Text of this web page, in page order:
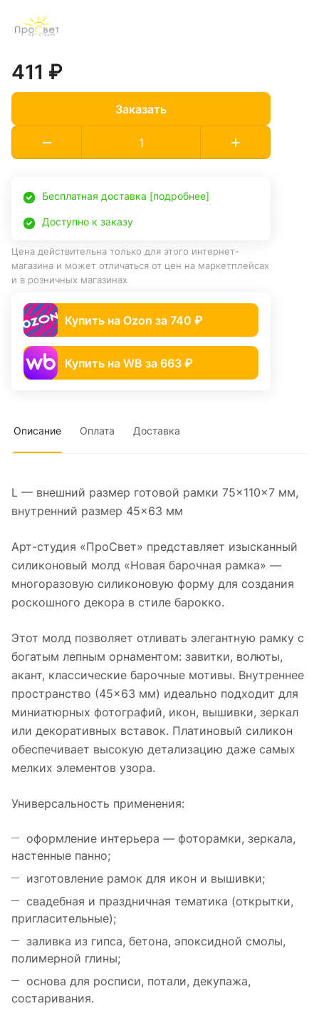
411 ₽
Заказать
Бесплатная доставка [подробнее]
Доступно к заказу
Цена действительна только для этого интернет-
магазина и может отличаться от цен на маркетплейсах
и в розничных магазинах
Купить на Ozon за 740 ₽
Купить на WB за 663 ₽
Описание Оплата Доставка
L — внешний размер готовой рамки 75×110×7 мм,
внутренний размер 45×63 мм
Арт-студия «ПроСвет» представляет изысканный
силиконовый молд «Новая барочная рамка» —
многоразовую силиконовую форму для создания
роскошного декора в стиле барокко.
Этот молд позволяет отливать элегантную рамку с
богатым лепным орнаментом: завитки, волюты,
акант, классические барочные мотивы. Внутреннее
пространство (45×63 мм) идеально подходит для
миниатюрных фотографий, икон, вышивки, зеркал
или декоративных вставок. Платиновый силикон
обеспечивает высокую детализацию даже самых
мелких элементов узора.
Универсальность применения:
оформление интерьера — фоторамки, зеркала,
настенные панно;
изготовление рамок для икон и вышивки;
свадебная и праздничная тематика (открытки,
пригласительные);
заливка из гипса, бетона, эпоксидной смолы,
полимерной глины;
основа для росписи, потали, декупажа,
состаривания.